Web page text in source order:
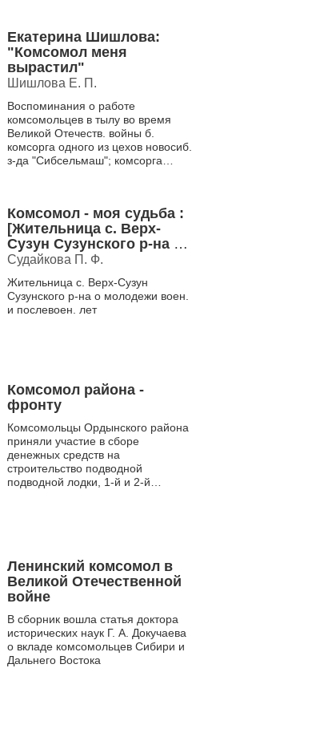
Екатерина Шишлова:
"Комсомол меня
вырастил"
Шишлова Е. П.
Воспоминания о работе
комсомольцев в тылу во время
Великой Отечеств. войны б.
комсорга одного из цехов новосиб.
з-да "Сибсельмаш"; комсорга
Комсомол - моя судьба :
[Жительница с. Верх-
Сузун Сузунского р-на о
молодежи воен. и
Судайкова П. Ф.
Жительница с. Верх-Сузун
Сузунского р-на о молодежи воен.
и послевоен. лет
Комсомол района -
фронту
Комсомольцы Ордынского района
приняли участие в сборе
денежных средств на
строительство подводной
подводной лодки, 1-й и 2-й
Ленинский комсомол в
Великой Отечественной
войне
В сборник вошла статья доктора
исторических наук Г. А. Докучаева
о вкладе комсомольцев Сибири и
Дальнего Востока